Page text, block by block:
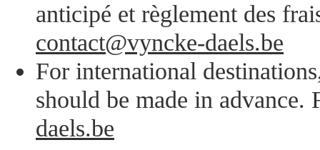
anticipé et règlement des
contact@vyncke-daels.be
For international
should be made in advance.
daels.be